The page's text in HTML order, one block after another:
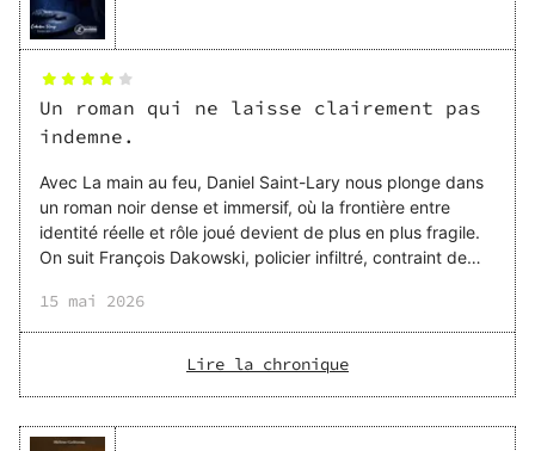
Un roman qui ne laisse clairement pas
indemne.
Avec La main au feu, Daniel Saint-Lary nous plonge dans
un roman noir dense et immersif, où la frontière entre
identité réelle et rôle joué devient de plus en plus fragile.
On suit François Dakowski, policier infiltré, contraint de
fausse identité. Très vite, le récit dépasse le simple cadre
de l’enquête pour explorer la psychologie d’un homme en
équilibre instable, tiraillé entre sa mission, ses émotions et
personnage profondément humain
15 mai 2026
Lire la chronique